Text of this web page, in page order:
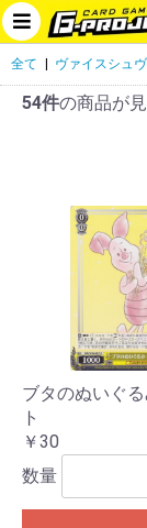
全て ヴァイスシュ
54件の商品が
ブタのぬいぐ
ト
￥30
数量